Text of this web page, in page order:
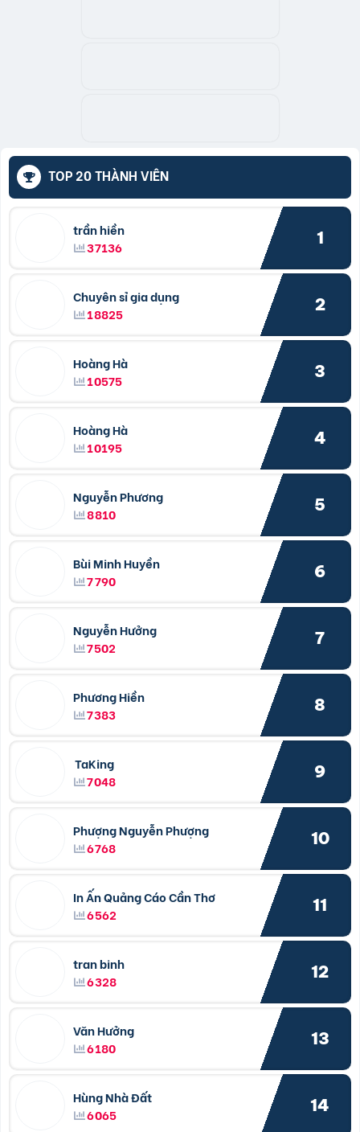
TOP 20 THÀNH VIÊN
trần hiền
37136
1
Chuyên sỉ gia dụng
18825
2
Hoàng Hà
10575
3
Hoàng Hà
10195
4
Nguyễn Phương
8810
5
Bùi Minh Huyền
7790
6
Nguyễn Hưởng
7502
7
Phương Hiền
7383
8
TaKing
7048
9
Phượng Nguyễn Phượng
6768
10
In Ấn Quảng Cáo Cần Thơ
6562
11
tran binh
6328
12
Văn Hưởng
6180
13
Hùng Nhà Đất
6065
14